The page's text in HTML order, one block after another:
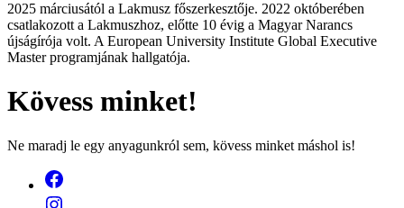
2025 márciusától a Lakmusz főszerkesztője. 2022 októberében
csatlakozott a Lakmuszhoz, előtte 10 évig a Magyar Narancs
újságírója volt. A European University Institute Global Executive
Master programjának hallgatója.
Kövess minket!
Ne maradj le egy anyagunkról sem, kövess minket máshol is!